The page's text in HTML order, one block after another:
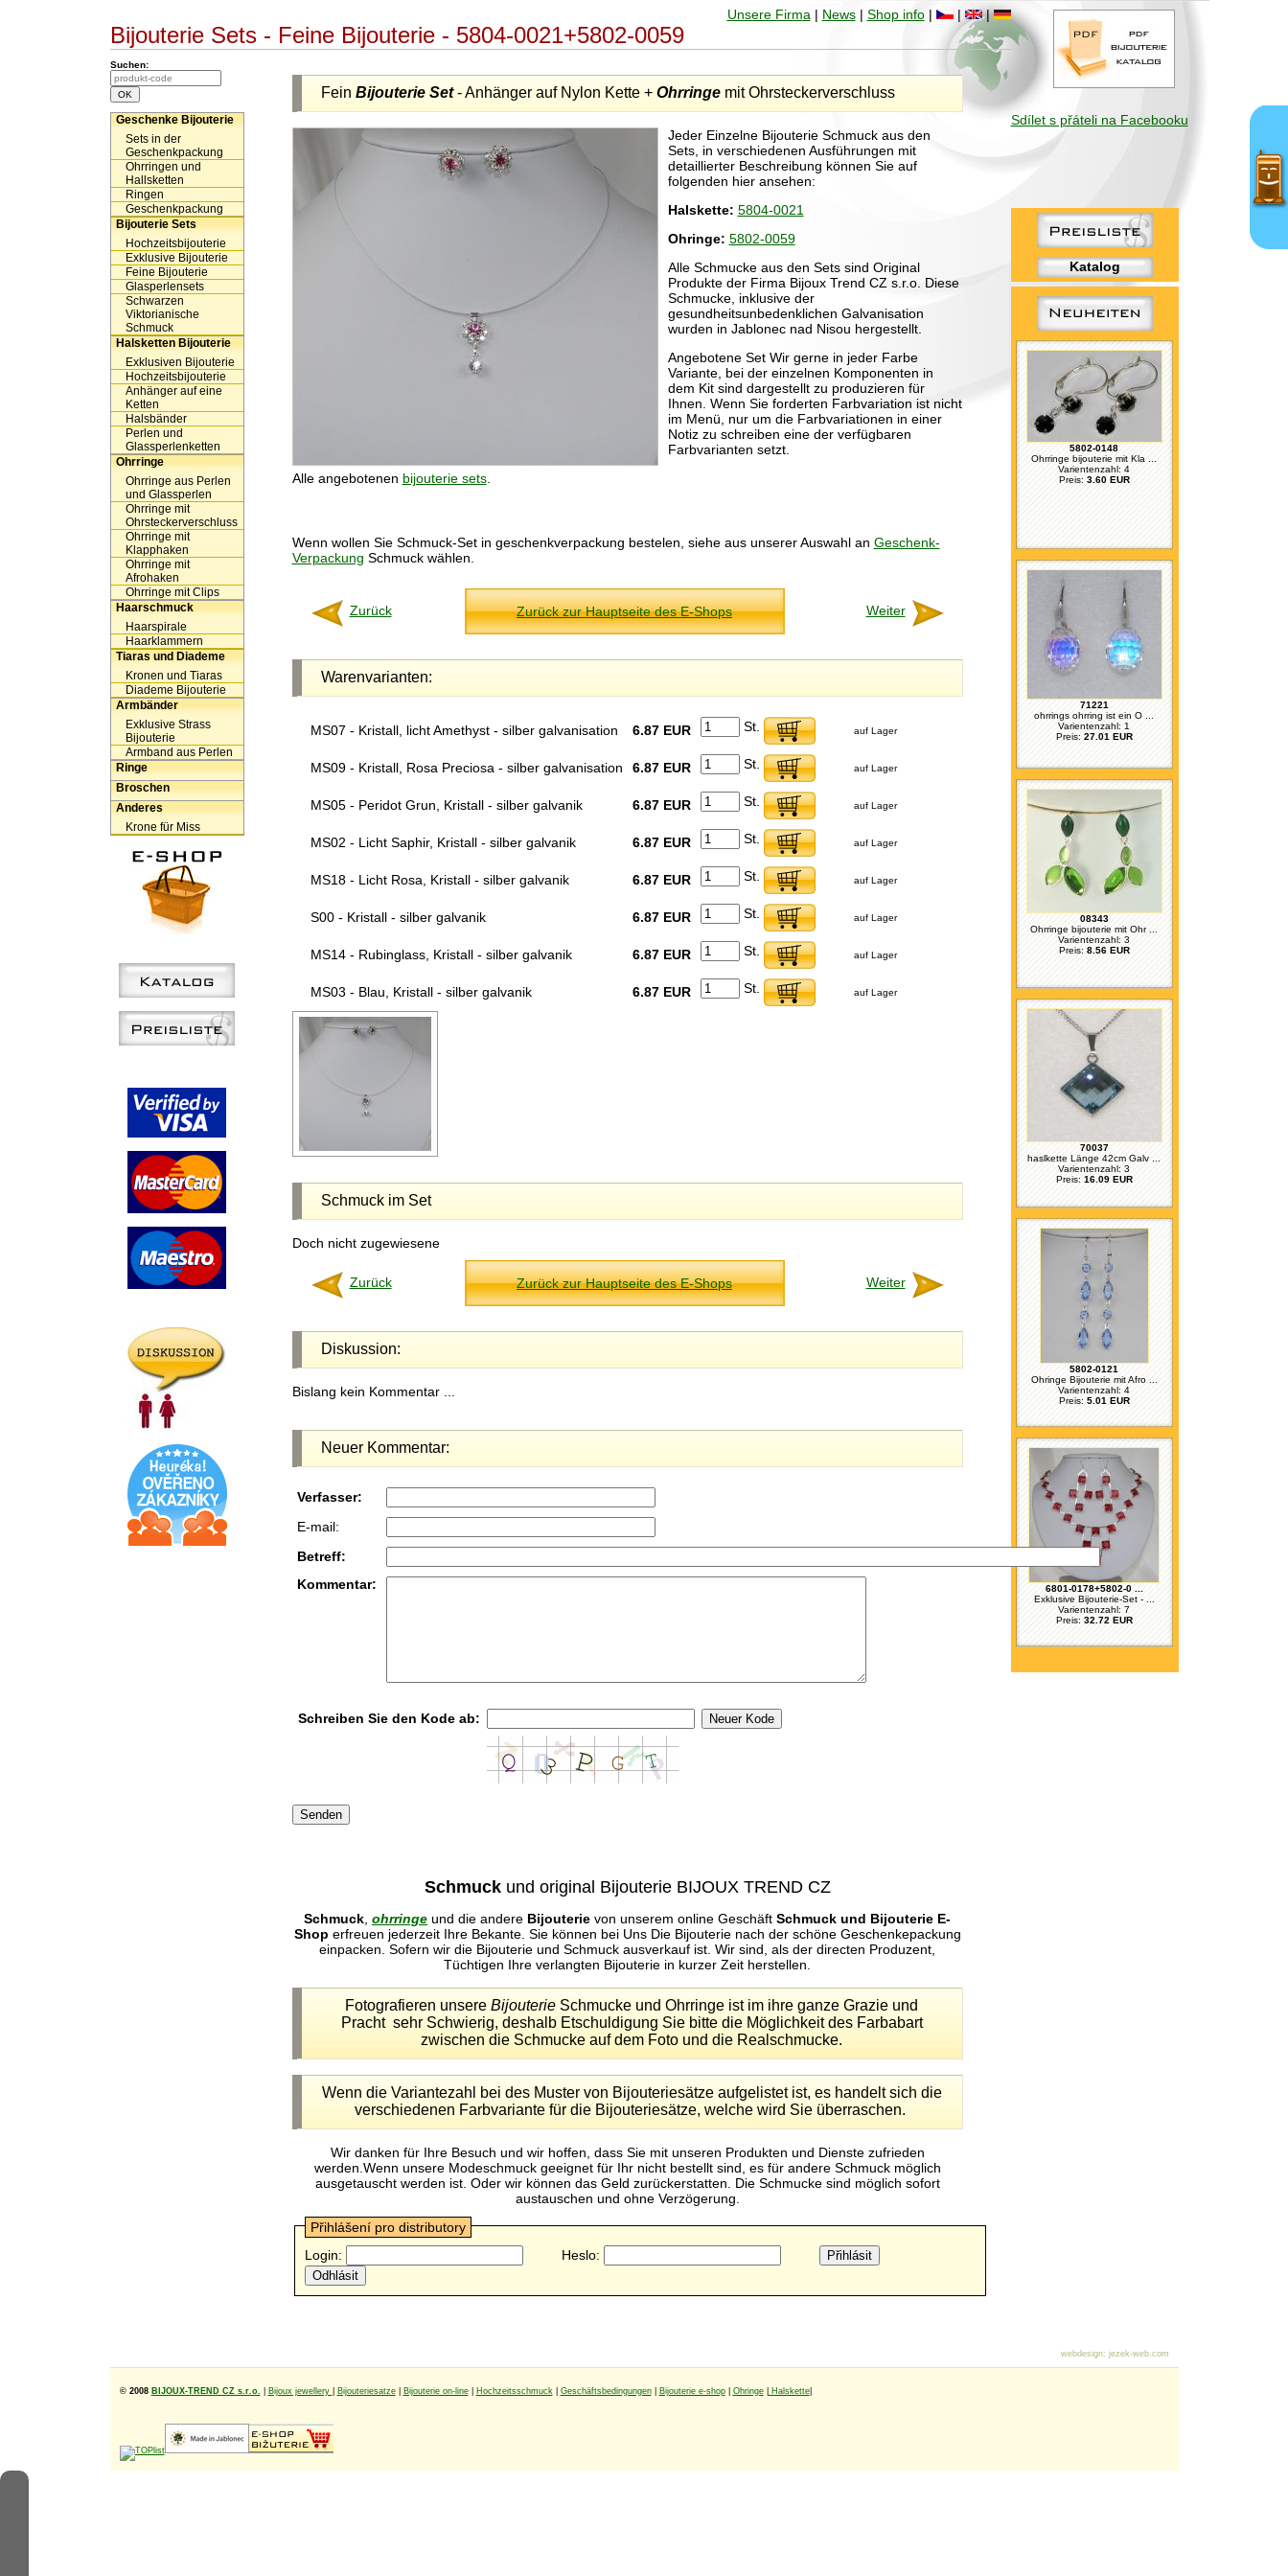
Sdílet s přáteli na Facebooku
Katalog
5802-0148
Ohrringe bijouterie mit Kla ...
Varientenzahl: 4
Preis: 3.60 EUR
71221
ohrrings ohrring ist ein O ...
Varientenzahl: 1
Preis: 27.01 EUR
08343
Ohrringe bijouterie mit Ohr ...
Varientenzahl: 3
Preis:8.56 EUR
70037
haslkette Länge 42cm Galv ...
Varientenzahl: 3
Preis: 16.09 EUR
5802-0121
Ohringe Bijouterie mit Afro ...
Varientenzahl: 4
Preis: 5.01 EUR
6801-0178+5802-0 ...
Exklusive Bijouterie-Set - ...
Varientenzahl: 7
Preis: 32.72 EUR
Unsere Firma | News| Shop info| | |
Bijouterie Sets - Feine Bijouterie - 5804-0021+5802-0059
Suchen:
Geschenke Bijouterie
Sets in der
Geschenkpackung
Ohrringen und
Hallsketten
Ringen
Geschenkpackung
Bijouterie Sets
Hochzeitsbijouterie
Exklusive Bijouterie
Feine Bijouterie
Glasperlensets
Schwarzen
Viktorianische
Schmuck
Halsketten Bijouterie
Exklusiven Bijouterie
Hochzeitsbijouterie
Anhänger auf eine
Ketten
Halsbänder
Perlen und
Glassperlenketten
Ohrringe
Ohrringe aus Perlen
und Glassperlen
Ohrringe mit
Ohrsteckerverschluss
Ohrringe mit
Klapphaken
Ohrringe mit
Afrohaken
Ohrringe mit Clips
Haarschmuck
Haarspirale
Haarklammern
Tiaras und Diademe
Kronen und Tiaras
Diademe Bijouterie
Armbänder
Exklusive Strass
Bijouterie
Armband aus Perlen
Ringe
Broschen
Anderes
Krone für Miss
Fein Bijouterie Set- Anhänger auf Nylon Kette + Ohrringemit Ohrsteckerverschluss
Jeder Einzelne Bijouterie Schmuck aus den
Sets, in verschiedenen Ausführungen mit
detaillierter Beschreibung können Sie auf
folgenden hier ansehen:
Halskette: 5804-0021
Ohringe: 5802-0059
Alle Schmucke aus den Sets sind Original
Produkte der Firma Bijoux Trend CZ s.r.o. Diese
Schmucke, inklusive der
gesundheitsunbedenklichen Galvanisation
wurden in Jablonec nad Nisou hergestellt.
Angebotene Set Wir gerne in jeder Farbe
Variante, bei der einzelnen Komponenten in
dem Kit sind dargestellt zu produzieren für
Ihnen. Wenn Sie forderten Farbvariation ist nicht
im Menü, nur um die Farbvariationen in einer
Notiz zu schreiben eine der verfügbaren
Farbvarianten setzt.
Alle angebotenen bijouterie sets.
Wenn wollen Sie Schmuck-Set in geschenkverpackung bestelen, siehe aus unserer Auswahl an Geschenk-
Verpackung Schmuck wählen.
Zurück Zurück zur Hauptseite des E-Shops Weiter
Warenvarianten:
MS07 - Kristall, licht Amethyst - silber galvanisation 6.87 EUR St. auf Lager
MS09 - Kristall, Rosa Preciosa - silber galvanisation 6.87 EUR St. auf Lager
MS05 - Peridot Grun, Kristall - silber galvanik 6.87 EUR St. auf Lager
MS02 - Licht Saphir, Kristall - silber galvanik 6.87 EUR St. auf Lager
MS18 - Licht Rosa, Kristall - silber galvanik 6.87 EUR St. auf Lager
S00 - Kristall - silber galvanik 6.87 EUR St. auf Lager
MS14 - Rubinglass, Kristall - silber galvanik 6.87 EUR St. auf Lager
MS03 - Blau, Kristall - silber galvanik 6.87 EUR St. auf Lager
Schmuck im Set
Doch nicht zugewiesene
Zurück Zurück zur Hauptseite des E-Shops Weiter
Diskussion:
Bislang kein Kommentar ...
Neuer Kommentar:
Verfasser:
E-mail:
Betreff:
Kommentar:
Schreiben Sie den Kode ab:
Schmuck und original Bijouterie BIJOUX TREND CZ
Schmuck ohrringe und die andere Bijouterie von unserem online Geschäft Schmuck und Bijouterie E-
Shop erfreuen jederzeit Ihre Bekante. Sie können bei Uns Die Bijouterie nach der schöne Geschenkepackung
einpacken. Sofern wir die Bijouterie und Schmuck ausverkauf ist. Wir sind, als der directen Produzent,
Tüchtigen Ihre verlangten Bijouterie in kurzer Zeit herstellen.
Fotografieren unsere Bijouterie Schmucke und Ohrringe ist im ihre ganze Grazie und
Pracht sehr Schwierig, deshalb Etschuldigung Sie bitte die Möglichkeit des Farbabart
zwischen die Schmucke auf dem Foto und die Realschmucke.
Wenn die Variantezahl bei des Muster von Bijouteriesätze aufgelistet ist, es handelt sich die
verschiedenen Farbvariante für die Bijouteriesätze, welche wird Sie überraschen.
Wir danken für Ihre Besuch und wir hoffen, dass Sie mit unseren Produkten und Dienste zufrieden
werden.Wenn unsere Modeschmuck geeignet für Ihr nicht bestellt sind, es für andere Schmuck möglich
ausgetauscht werden ist. Oder wir können das Geld zurückerstatten. Die Schmucke sind möglich sofort
austauschen und ohne Verzögerung.
Přihlášení pro distributory
Login:
Heslo:
© 2008 BIJOUX-TREND CZ s.r.o. Bijoux jewellery Bijouteriesatze| Bijouterie on-line| Hochzeitsschmuck| Geschäftsbedingungen| Bijouterie e-shop| Ohringe| Halskette|
webdesign: jezek-web.com